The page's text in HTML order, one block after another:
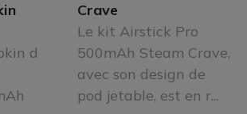
dispose
Crave
Le kit Airstick Pro
500mAh Steam Crave,
avec son design de
pod jetable, est en r...